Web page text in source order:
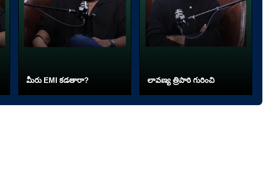
మీరు EMI కడతారా? లావణ్య త్రిపాఠి గురించి